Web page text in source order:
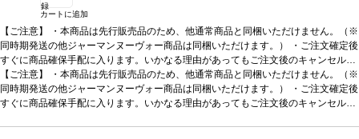
録
カートに追加
【ご注意】
・本商品は先行販売品のため、他通常商品と同梱いただけません。（※
同時期発送の他ジャーマンヌーヴォー商品は同梱いただけます。） ・ご注文確定後
すぐに商品確保手配に入ります。いかなる理由があってもご注文後のキャンセルは
承っておりません。 ・手配完了後、システム設定上ご注文手配完了の通知が送付さ
れますが、出荷は配送予定日に準じます。 ・お届けは12月中旬頃を予定しており
ます。 ・お届け先1件につき送料1,760円を頂戴いたします。 ・値引きクーポンは
【ご注意】
・本商品は先行販売品のため、他通常商品と同梱いただけません。（※
同時期発送の他ジャーマンヌーヴォー商品は同梱いただけます。） ・ご注文確定後
すぐに商品確保手配に入ります。いかなる理由があってもご注文後のキャンセルは